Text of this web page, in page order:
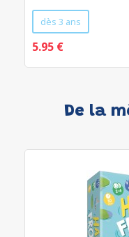
dès 3 ans
5.95 €
De la